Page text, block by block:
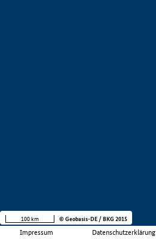
Impressum Datenschutzerklärung
100 km © Geobasis-DE / BKG 2015